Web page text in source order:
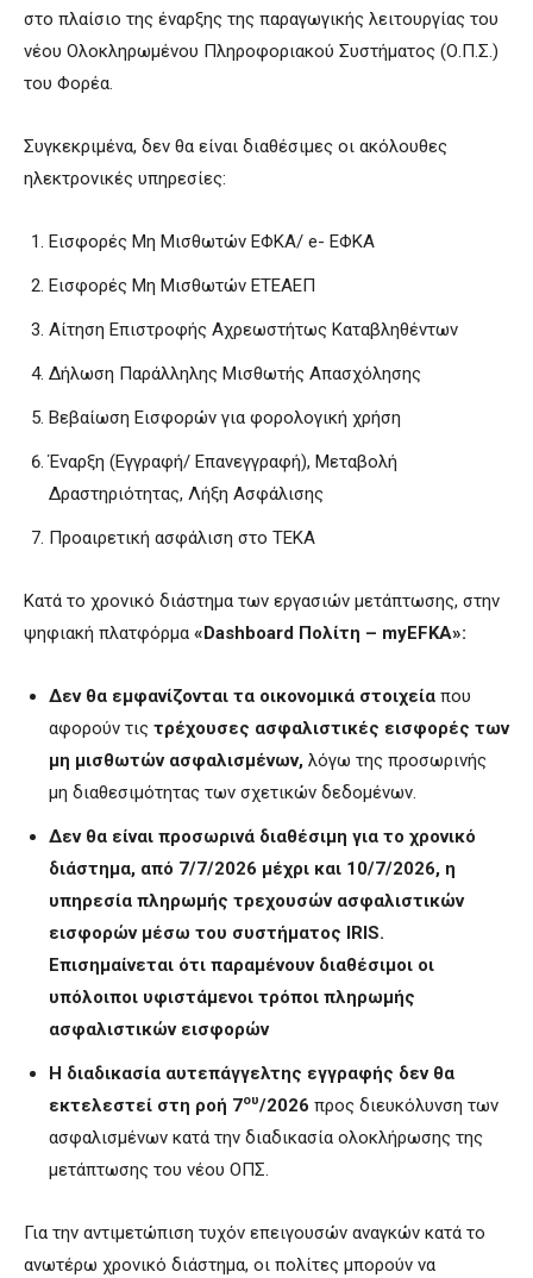
στο πλαίσιο της έναρξης της παραγωγικής λειτουργίας του
νέου Ολοκληρωμένου Πληροφοριακού Συστήματος (Ο.Π.Σ.)
του Φορέα.
Συγκεκριμένα, δεν θα είναι διαθέσιμες οι ακόλουθες
ηλεκτρονικές υπηρεσίες:
Εισφορές Μη Μισθωτών ΕΦΚΑ/ e- ΕΦΚΑ
Εισφορές Μη Μισθωτών ΕΤΕΑΕΠ
Αίτηση Επιστροφής Αχρεωστήτως Καταβληθέντων
Δήλωση Παράλληλης Μισθωτής Απασχόλησης
Βεβαίωση Εισφορών για φορολογική χρήση
Έναρξη (Εγγραφή/ Επανεγγραφή), Μεταβολή
Δραστηριότητας, Λήξη Ασφάλισης
Προαιρετική ασφάλιση στο ΤΕΚΑ
Κατά το χρονικό διάστημα των εργασιών μετάπτωσης, στην
ψηφιακή πλατφόρμα «Dashboard Πολίτη – myEFKA»:
Δεν θα εμφανίζονται τα οικονομικά στοιχεία που
αφορούν τις τρέχουσες ασφαλιστικές εισφορές των
μη μισθωτών ασφαλισμένων, λόγω της προσωρινής
μη διαθεσιμότητας των σχετικών δεδομένων.
Δεν θα είναι προσωρινά διαθέσιμη για το χρονικό
διάστημα, από 7/7/2026 μέχρι και 10/7/2026, η
υπηρεσία πληρωμής τρεχουσών ασφαλιστικών
εισφορών μέσω του συστήματος IRIS.
Επισημαίνεται ότι παραμένουν διαθέσιμοι οι
υπόλοιποι υφιστάμενοι τρόποι πληρωμής
ασφαλιστικών εισφορών
Η διαδικασία αυτεπάγγελτης εγγραφής δεν θα
εκτελεστεί στη ροή 7ου/2026 προς διευκόλυνση των
ασφαλισμένων κατά την διαδικασία ολοκλήρωσης της
μετάπτωσης του νέου ΟΠΣ.
Για την αντιμετώπιση τυχόν επειγουσών αναγκών κατά το
ανωτέρω χρονικό διάστημα, οι πολίτες μπορούν να